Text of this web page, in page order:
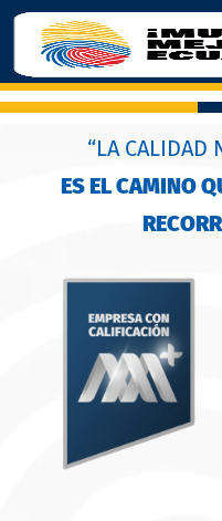
“LA CALIDAD
ES EL CAMINO